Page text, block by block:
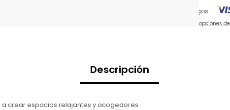
Pagos:
Ver opciones
Descripción
crear espacios relajantes y acogedores.